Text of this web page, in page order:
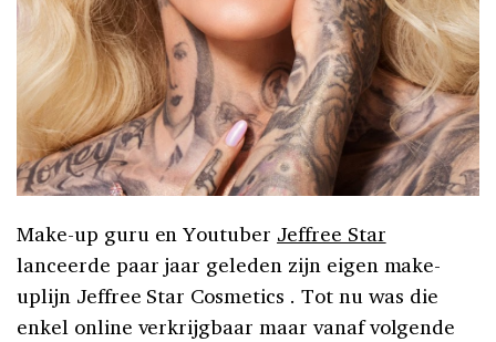
Make-up guru en Youtuber Jeffree Star
lanceerde paar jaar geleden zijn eigen make-
uplijn Jeffree Star Cosmetics . Tot nu was die
enkel online verkrijgbaar maar vanaf volgende